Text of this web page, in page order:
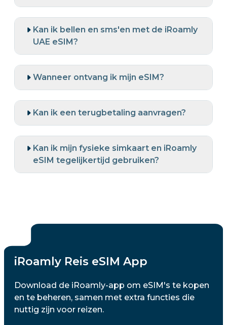
Kan ik bellen en sms'en met de iRoamly
UAE eSIM?
Wanneer ontvang ik mijn eSIM?
Kan ik een terugbetaling aanvragen?
Kan ik mijn fysieke simkaart en iRoamly
eSIM tegelijkertijd gebruiken?
iRoamly Reis eSIM App
Download de iRoamly-app om eSIM's te kopen
en te beheren, samen met extra functies die
nuttig zijn voor reizen.